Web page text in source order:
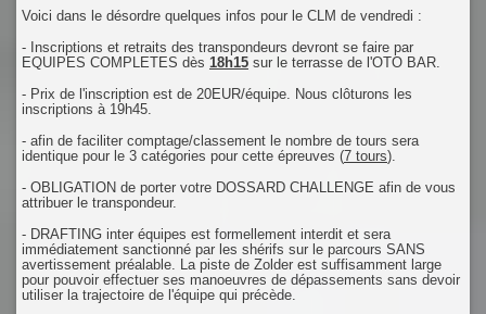
Voici dans le désordre quelques infos pour le CLM de vendredi :
- Inscriptions et retraits des transpondeurs devront se faire par
EQUIPES COMPLETES dès 18h15 sur le terrasse de l'OTO BAR.
- Prix de l'inscription est de 20EUR/équipe. Nous clôturons les
inscriptions à 19h45.
- afin de faciliter comptage/classement le nombre de tours sera
identique pour le 3 catégories pour cette épreuves (7 tours).
- OBLIGATION de porter votre DOSSARD CHALLENGE afin de vous
attribuer le transpondeur.
- DRAFTING inter équipes est formellement interdit et sera
immédiatement sanctionné par les shérifs sur le parcours SANS
avertissement préalable. La piste de Zolder est suffisamment large
pour pouvoir effectuer ses manoeuvres de dépassements sans devoir
utiliser la trajectoire de l'équipe qui précède.